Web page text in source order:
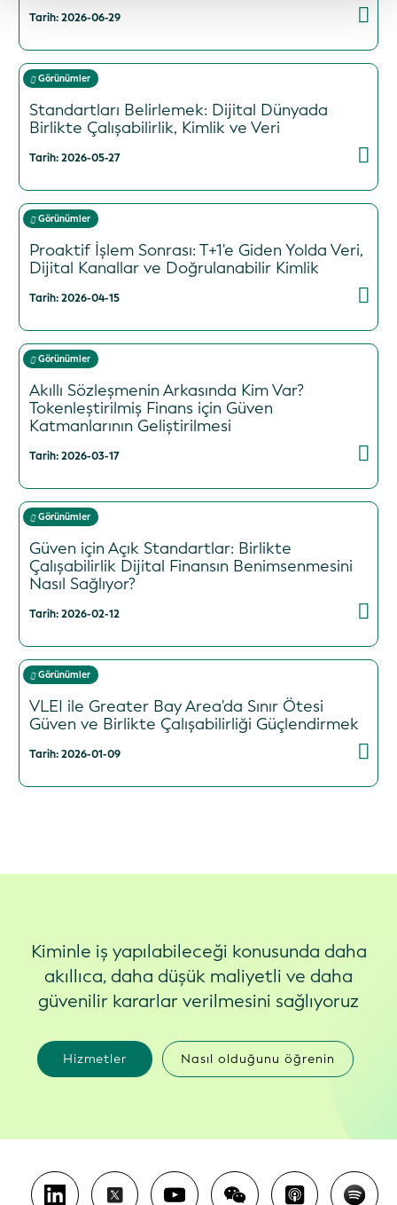
Tarih: 2026-06-29
Görünümler
Standartları Belirlemek: Dijital Dünyada
Birlikte Çalışabilirlik, Kimlik ve Veri
Tarih: 2026-05-27
Görünümler
Proaktif İşlem Sonrası: T+1'e Giden Yolda Veri,
Dijital Kanallar ve Doğrulanabilir Kimlik
Tarih: 2026-04-15
Görünümler
Akıllı Sözleşmenin Arkasında Kim Var?
Tokenleştirilmiş Finans için Güven
Katmanlarının Geliştirilmesi
Tarih: 2026-03-17
Görünümler
Güven için Açık Standartlar: Birlikte
Çalışabilirlik Dijital Finansın Benimsenmesini
Nasıl Sağlıyor?
Tarih: 2026-02-12
Görünümler
VLEI ile Greater Bay Area'da Sınır Ötesi
Güven ve Birlikte Çalışabilirliği Güçlendirmek
Tarih: 2026-01-09
Kiminle iş yapılabileceği konusunda daha
akıllıca, daha düşük maliyetli ve daha
güvenilir kararlar verilmesini sağlıyoruz
Hizmetler Nasıl olduğunu öğrenin